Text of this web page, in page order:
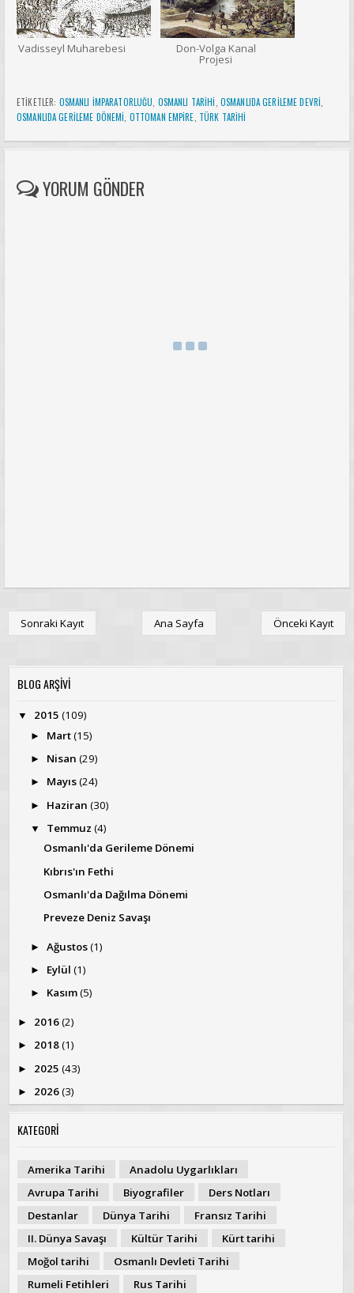
Vadisseyl Muharebesi Don-Volga Kanal
Projesi
ETİKETLER: OSMANLI IMPARATORLUĞU, OSMANLI TARIHI, OSMANLIDA GERILEME DEVRI,
OSMANLIDA GERILEME DÖNEMI, OTTOMAN EMPIRE, TÜRK TARIHI
YORUM GÖNDER
Sonraki Kayıt Önceki Kayıt
Ana Sayfa
BLOG ARŞİVİ
▼ 2015 (109)
► Mart(15)
► Nisan (29)
► Mayıs(24)
► Haziran (30)
▼ Temmuz (4)
Osmanlı'da Gerileme Dönemi
Kıbrıs'ın Fethi
Osmanlı'da Dağılma Dönemi
Preveze Deniz Savaşı
► Ağustos(1)
► Eylül (1)
► Kasım(5)
► 2016(2)
► 2018(1)
► 2025 (43)
► 2026(3)
KATEGORİ
Amerika Tarihi
Anadolu Uygarlıkları
Avrupa Tarihi
Biyografiler
Ders Notları
Destanlar
Dünya Tarihi
Fransız Tarihi
II. Dünya Savaşı
Kültür Tarihi
Kürt tarihi
Moğol tarihi
Osmanlı Devleti Tarihi
Rumeli Fetihleri
Rus Tarihi